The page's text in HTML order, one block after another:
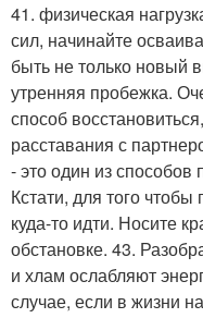
41. физическая
сил, начинайте
быть не только новый
утренняя пробежка.
способ
расставания с
- это один из способов
Кстати, для того
куда-то идти. Носите
обстановке. 43.
и хлам ослабляют
случае, если в жизни